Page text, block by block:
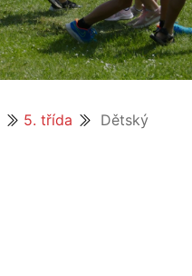
5. třída
Dětský